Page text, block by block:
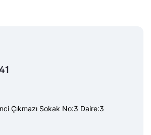
Çıkmazı Sokak No:3 Daire:3